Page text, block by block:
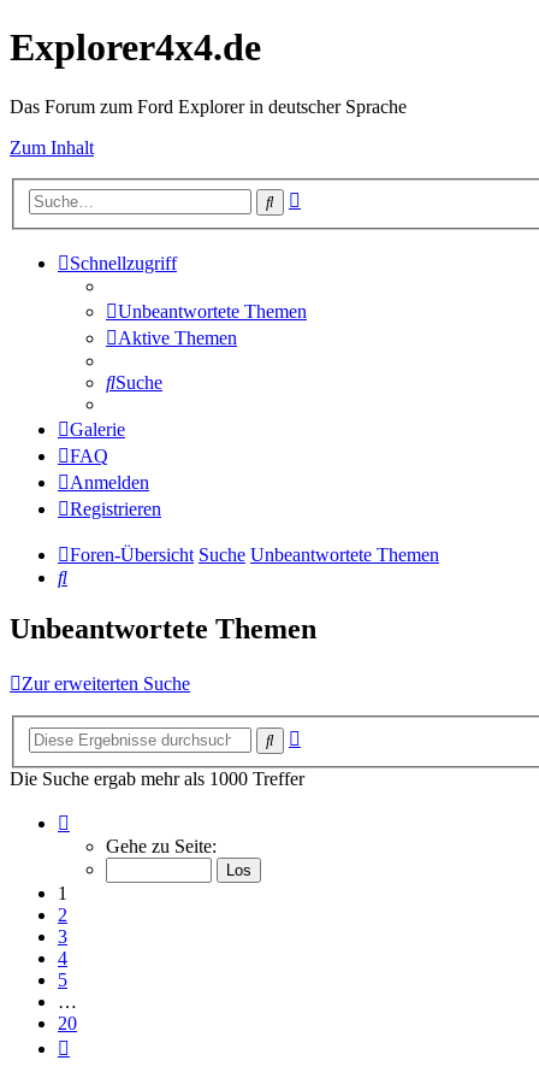
Explorer4x4.de
Das Forum zum Ford Explorer in deutscher Sprache
Zum Inhalt
Suche
Schnellzugriff
Unbeantwortete Themen
Aktive Themen
Suche
Galerie
FAQ
Anmelden
Registrieren
Foren-Übersicht Suche Unbeantwortete Themen
Suche
Unbeantwortete Themen
Zur erweiterten Suche
Suche
Die Suche ergab mehr als 1000 Treffer
von
Gehe zu Seite:
1
2
3
4
5
…
20